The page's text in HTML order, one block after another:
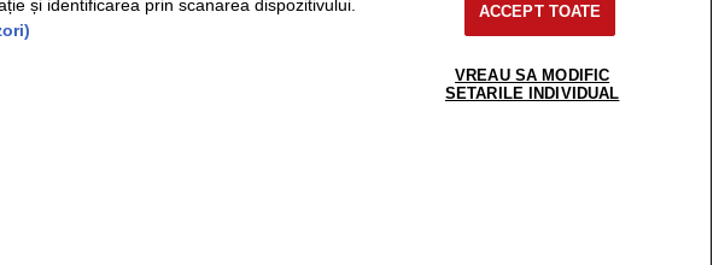
support@sfatulmedicului.ro
0374 109 268
și identificarea prin scanarea dispozitivului.
ACCEPT TOATE
VREAU SA MODIFIC
SETARILE INDIVIDUAL